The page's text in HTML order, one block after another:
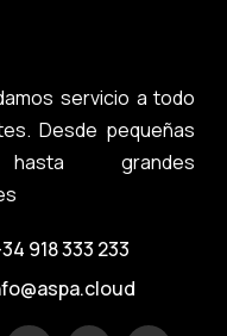
servicio a todo
Desde pequeñas
grandes
918 333 233